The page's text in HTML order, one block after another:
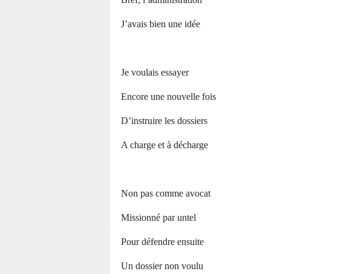
J’avais bien une idée
Je voulais essayer
Encore une nouvelle fois
D’instruire les dossiers
A charge et à décharge
Non pas comme avocat
Missionné par untel
Pour défendre ensuite
Un dossier non voulu